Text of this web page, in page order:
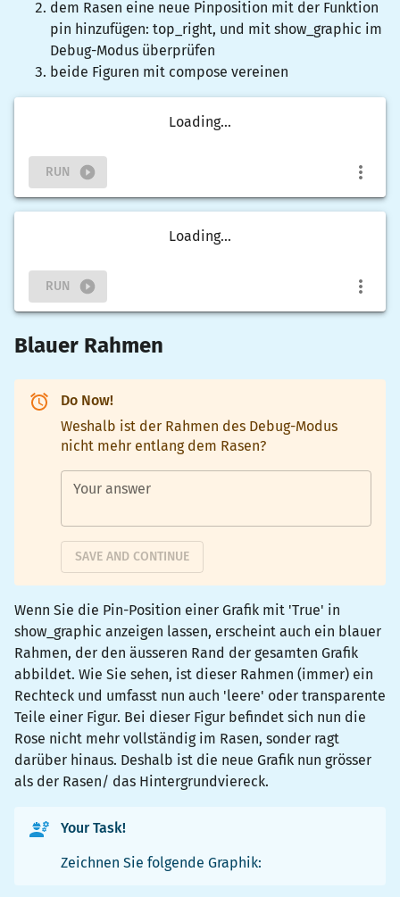
dem Rasen eine neue Pinposition mit der Funktion
pin hinzufügen: top_right, und mit show_graphic im
Debug-Modus überprüfen
beide Figuren mit compose vereinen
Loading...
RUN
Loading...
RUN
Blauer Rahmen
Do Now!
Weshalb ist der Rahmen des Debug-Modus
nicht mehr entlang dem Rasen?
Your answer
SAVE AND CONTINUE
Wenn Sie die Pin-Position einer Grafik mit 'True' in
show_graphic anzeigen lassen, erscheint auch ein blauer
Rahmen, der den äusseren Rand der gesamten Grafik
abbildet. Wie Sie sehen, ist dieser Rahmen (immer) ein
Rechteck und umfasst nun auch 'leere' oder transparente
Teile einer Figur. Bei dieser Figur befindet sich nun die
Rose nicht mehr vollständig im Rasen, sonder ragt
darüber hinaus. Deshalb ist die neue Grafik nun grösser
als der Rasen/ das Hintergrundviereck.
Your Task!
Zeichnen Sie folgende Graphik: